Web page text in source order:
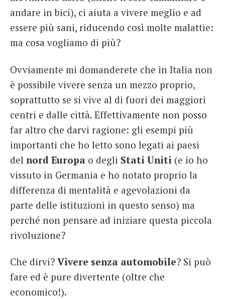
andare in bici), ci aiuta a vivere meglio e ad
essere più sani, riducendo così molte malattie:
ma cosa vogliamo di più?
Ovviamente mi domanderete che in Italia non
è possibile vivere senza un mezzo proprio,
soprattutto se si vive al di fuori dei maggiori
centri e dalle città. Effettivamente non posso
far altro che darvi ragione: gli esempi più
importanti che ho letto sono legati ai paesi
del nord Europa o degli Stati Uniti (e io ho
vissuto in Germania e ho notato proprio la
differenza di mentalità e agevolazioni da
parte delle istituzioni in questo senso) ma
perché non pensare ad iniziare questa piccola
rivoluzione?
Che dirvi? Vivere senza automobile? Si può
fare ed è pure divertente (oltre che
economico!).